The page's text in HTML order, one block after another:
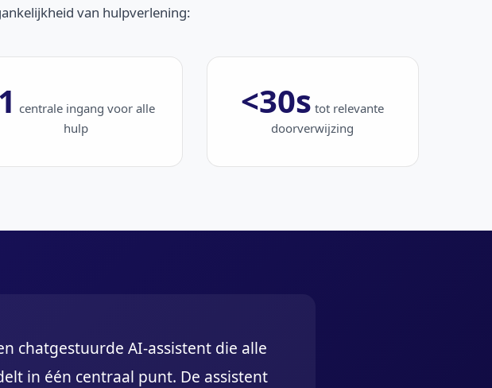
van hulpverlening:
1 centrale ingang voor alle
hulp
<30s tot relevante
doorverwijzing
chatgestuurde AI-assistent die alle
in één centraal punt. De assistent